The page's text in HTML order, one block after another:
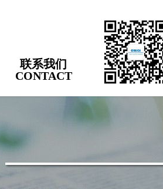
联系我们
CONTACT